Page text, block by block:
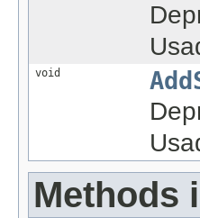
void
Methods